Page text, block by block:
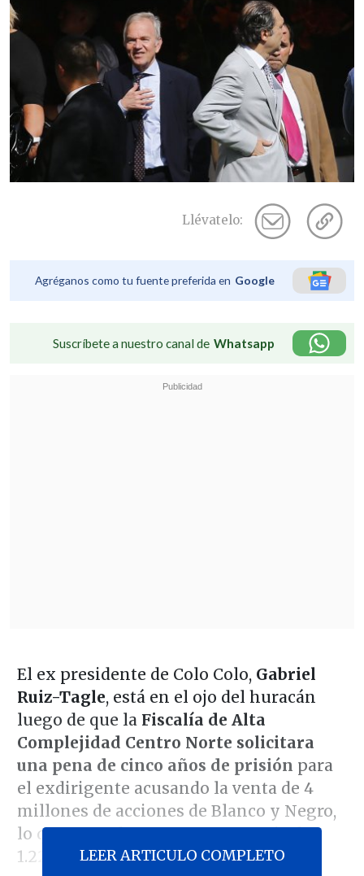
Llévatelo:
Agréganos como tu fuente preferida en Google
Suscríbete a nuestro canal de Whatsapp
El ex presidente de Colo Colo, Gabriel
Ruiz-Tagle, está en el ojo del huracán
luego de que la Fiscalía de Alta
Complejidad Centro Norte solicitara
una pena de cinco años de prisión para
el exdirigente acusando la venta de 4
millones de acciones de Blanco y Negro,
lo que se traduce en una ganancia de
1.229 millones de pesos.
LEER ARTICULO COMPLETO